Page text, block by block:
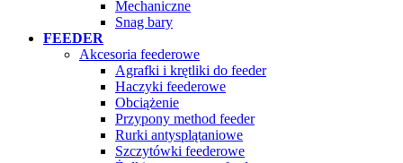
Mechaniczne
Snag bary
FEEDER
Akcesoria feederowe
Agrafki i krętliki do feeder
Haczyki feederowe
Obciążenie
Przypony method feeder
Rurki antysplątaniowe
Szczytówki feederowe